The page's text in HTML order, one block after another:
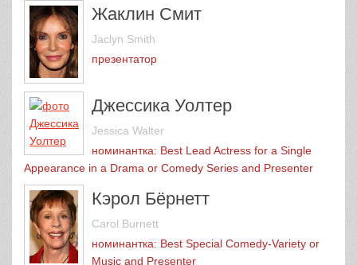
Жаклин Смит
Jaclyn Smith
презентатор
Джессика Уолтер
Jessica Walter
номинантка: Best Lead Actress for a Single
Appearance in a Drama or Comedy Series and Presenter
Кэрол Бёрнетт
Carol Burnett
номинантка: Best Special Comedy-Variety or
Music and Presenter